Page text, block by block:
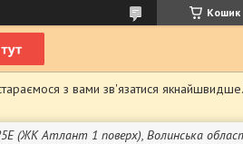
Кошик
з вами зв'язатися якнайшвидше.
(ЖК Атлант 1 поверх), Волинська